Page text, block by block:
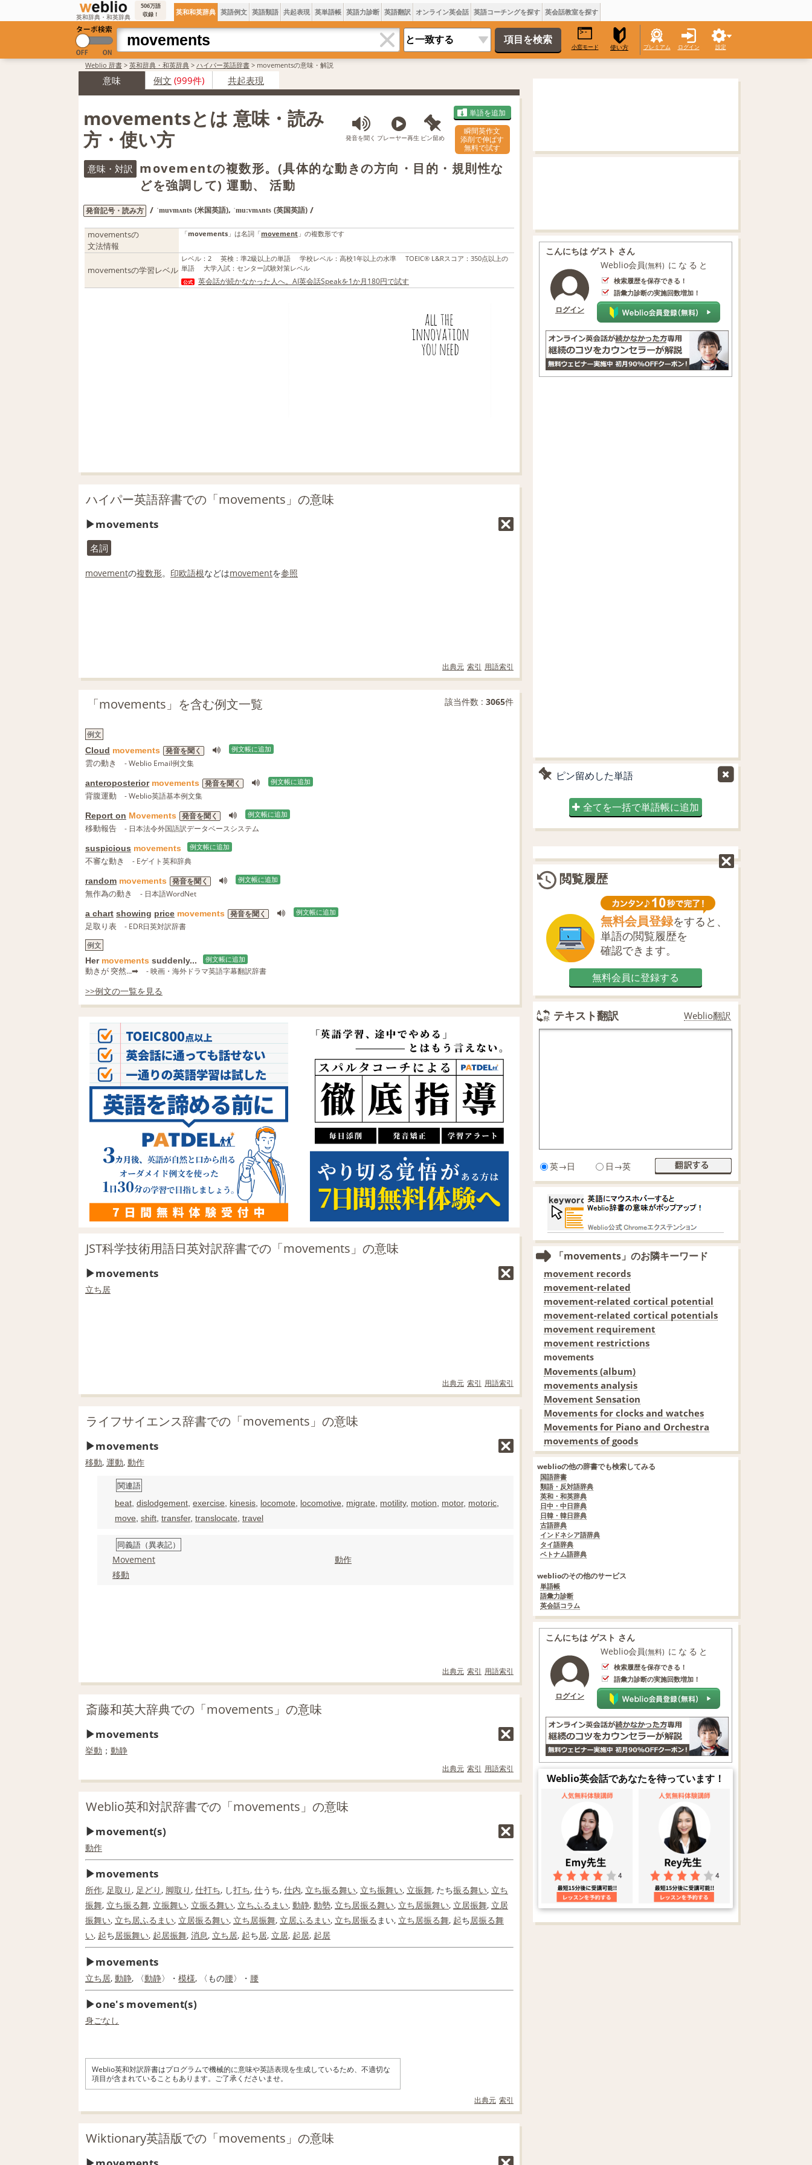
英和辞典・和英辞典
506万語
収録！
英和和英辞典 英語例文 英語類語 共起表現 英単語帳 英語力診断 英語翻訳 オンライン英会話 英語コーチングを探す 英会話教室を探す
小窓モード 使い方 プレミアム ログイン 設定
Weblio 辞書 > 英和辞典・和英辞典 > ハイパー英語辞書 > movementsの意味・解説
意味 例文 (999件) 共起表現
movementsとは 意味・読み
方・使い方
発音を聞く プレーヤー再生 ピン留め
単語を追加
瞬間英作文
添削で伸ばす
無料で試す
意味・対訳
movementの複数形。(具体的な動きの方向・目的・規則性な
どを強調して) 運動、 活動
発音記号・読み方 / ˈmuvmʌnts (米国英語), ˈmu:vmʌnts (英国英語) /
movementsの
文法情報
「movements 」は名詞「movement 」の複数形です
movementsの学習レベル
レベル ： 2 英検 ： 準2級以上の単語 学校レベル ： 高校1年以上の水準 TOEIC® L&Rスコア ： 350点以上の
単語
大学入試 ： センター試験対策レベル
公式 英会話が続かなかった人へ。AI英会話Speakを1か月180円で試す
ハイパー英語辞書での「movements」の意味
movements
名詞
movementの複数形。 印欧語根などはmovementを参照
出典元 索引 用語索引
「movements」を含む例文一覧 該当件数 : 3065件
例文
Cloud movements 発音を聞く 例文帳に追加
雲の動き - Weblio Email例文集
anteroposterior movements 発音を聞く 例文帳に追加
背腹運動 - Weblio英語基本例文集
Report on Movements 発音を聞く 例文帳に追加
移動報告 - 日本法令外国語訳データベースシステム
suspicious movements 例文帳に追加
不審な動き - Eゲイト英和辞典
random movements 発音を聞く 例文帳に追加
無作為の動き - 日本語WordNet
a chart showing price movements 発音を聞く 例文帳に追加
足取り表
- EDR日英対訳辞書
例文
Her movements suddenly... 例文帳に追加
動きが 突然...➡ - 映画・海外ドラマ英語字幕翻訳辞書
>>例文の一覧を見る
JST科学技術用語日英対訳辞書での「movements」の意味
movements
立ち居
出典元 索引 用語索引
ライフサイエンス辞書での「movements」の意味
movements
移動, 運動, 動作
関連語
beat dislodgement exercise kinesis locomote locomotive migrate motility, motion motor, motoric
move shift transfer, translocate travel
同義語（異表記）
Movement
移動
動作
出典元 索引 用語索引
斎藤和英大辞典での「movements」の意味
movements
挙動 ； 動静
出典元 索引 用語索引
Weblio英和対訳辞書での「movements」の意味
movement(s)
動作
movements
所作, 足取り, 足どり, 脚取り, 仕打ち, し打ち, 仕うち, 仕内, 立ち振る舞い, 立ち振舞い, 立振舞, たち振る舞い, 立ち
振舞, 立ち振る舞, 立振舞い, 立振る舞い, 立ちふるまい, 動静, 動勢, 立ち居振る舞い, 立ち居振舞い, 立居振舞, 立居
振舞い, 立ち居ふるまい, 立居振る舞い, 立ち居振舞, 立居ふるまい, 立ち居振る まい, 立ち居振る舞, 起ち居振る舞
い, 起ち居振舞い, 起居振舞, 消息, 立ち居, 起ち居, 立居, 起居, 起居
movements
立ち居, 動静, 〈動静〉・ 模様, 〈もの腰〉・ 腰
one's movement(s)
身ごなし
Weblio英和対訳辞書はプログラムで機械的に意味や英語表現を生成しているため、不適切な
項目が含まれていることもあります。ご了承くださいませ。
出典元 索引
Wiktionary英語版での「movements」の意味
こんにちは ゲスト さん
ログイン
Weblio会員(無料) になると
検索履歴を保存できる！
語彙力診断の実施回数増加！
ピン留めした単語
全てを一括で単語帳に追加
閲覧履歴
無料会員登録をすると、
単語の閲覧履歴を
確認できます。
無料会員に登録する
テキスト翻訳 Weblio翻訳
英→日 日→英
「movements」のお隣キーワード
movement records
movement-related
movement-related cortical potential
movement-related cortical potentials
movement requirement
movement restrictions
movements
Movements (album)
movements analysis
Movement Sensation
Movements for clocks and watches
Movements for Piano and Orchestra
movements of goods
weblioの他の辞書でも検索してみる
国語辞書
類語・反対語辞典
英和・和英辞典
日中・中日辞典
日韓・韓日辞典
古語辞典
インドネシア語辞典
タイ語辞典
ベトナム語辞典
weblioのその他のサービス
単語帳
語彙力診断
英会話コラム
こんにちは ゲスト さん
ログイン
Weblio会員(無料) になると
検索履歴を保存できる！
語彙力診断の実施回数増加！
Weblio英会話であなたを待っています！